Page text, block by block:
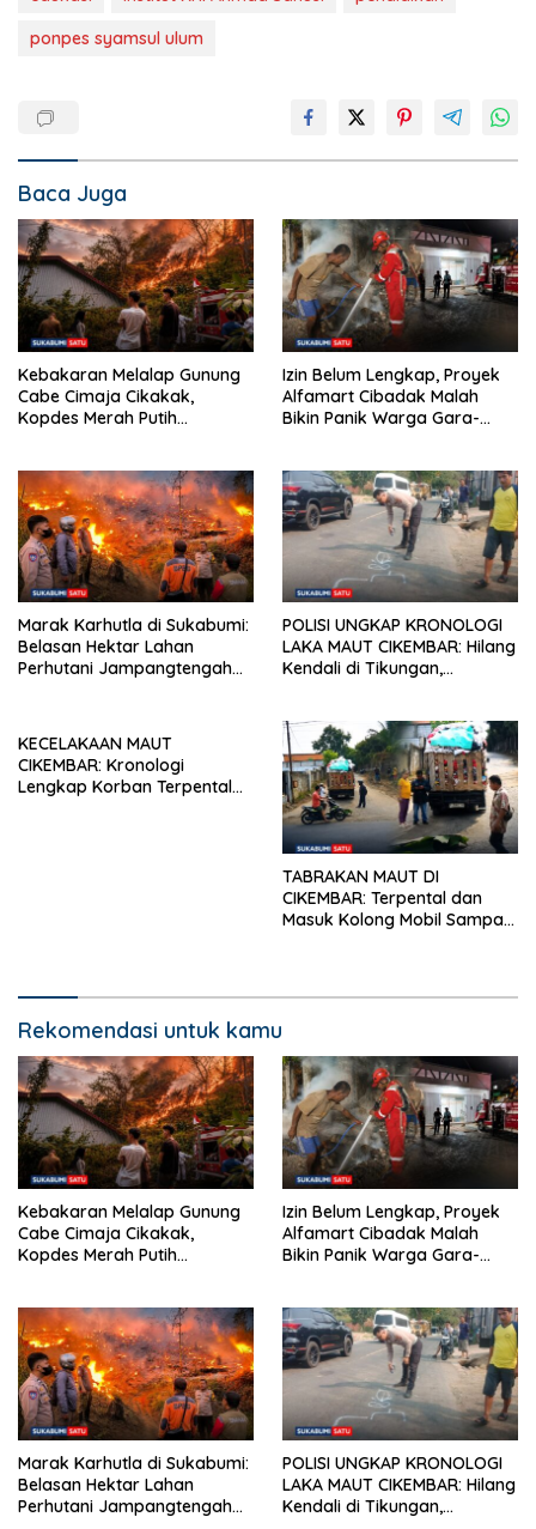
ponpes syamsul ulum
Baca Juga
Kebakaran Melalap Gunung
Cabe Cimaja Cikakak,
Kopdes Merah Putih
Izin Belum Lengkap, Proyek
Alfamart Cibadak Malah
Bikin Panik Warga Gara-
Marak Karhutla di Sukabumi:
Belasan Hektar Lahan
Perhutani Jampangtengah
POLISI UNGKAP KRONOLOGI
LAKA MAUT CIKEMBAR: Hilang
Kendali di Tikungan,
KECELAKAAN MAUT
CIKEMBAR: Kronologi
Lengkap Korban Terpental
TABRAKAN MAUT DI
CIKEMBAR: Terpental dan
Masuk Kolong Mobil Sampah,
Rekomendasi untuk kamu
Kebakaran Melalap Gunung
Cabe Cimaja Cikakak,
Kopdes Merah Putih
Izin Belum Lengkap, Proyek
Alfamart Cibadak Malah
Bikin Panik Warga Gara-
Marak Karhutla di Sukabumi:
Belasan Hektar Lahan
Perhutani Jampangtengah
POLISI UNGKAP KRONOLOGI
LAKA MAUT CIKEMBAR: Hilang
Kendali di Tikungan,